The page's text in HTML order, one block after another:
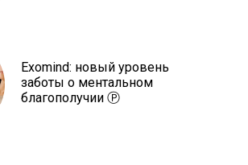
Exomind: новый уровень
заботы о ментальном
благополучии Ⓟ